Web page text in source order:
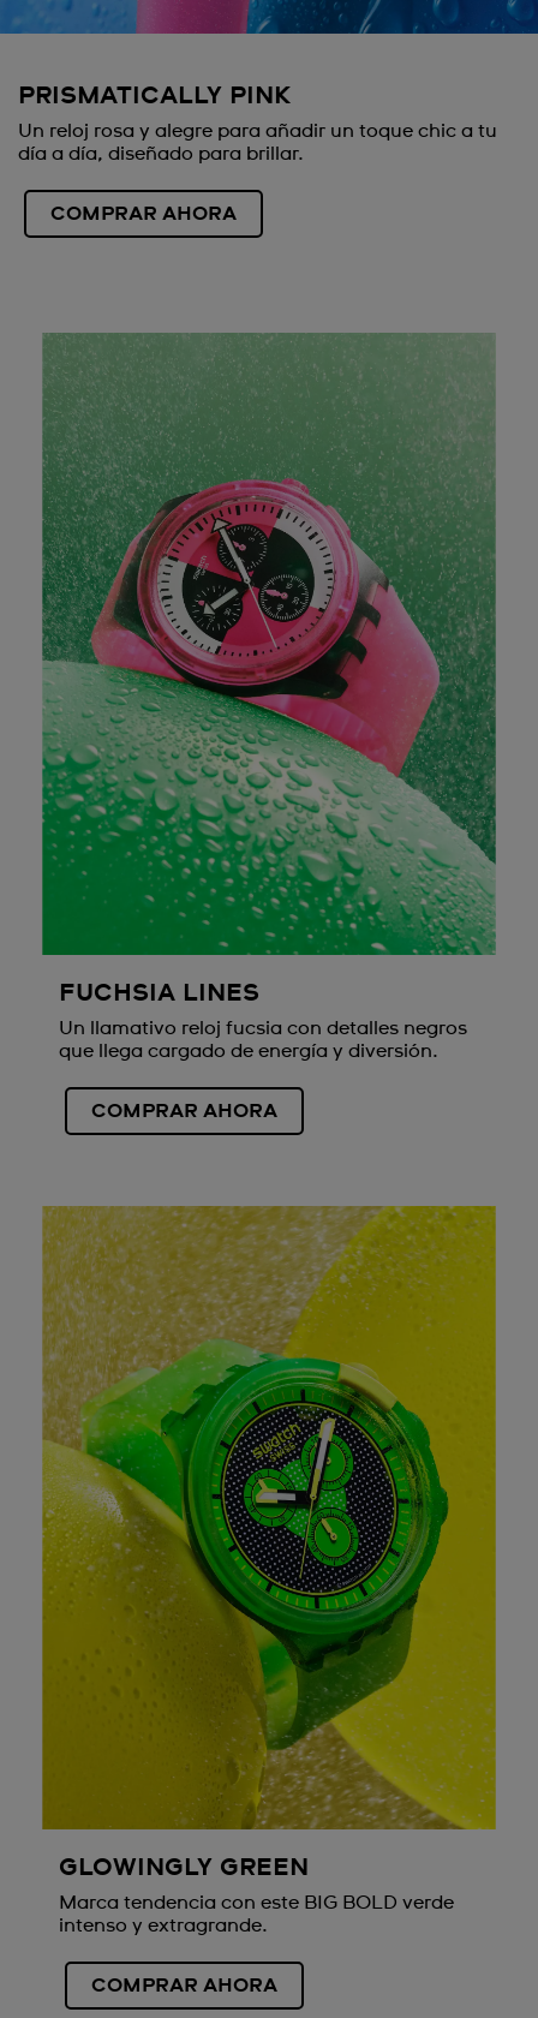
PRISMATICALLY PINK
Un reloj rosa y alegre para añadir un toque chic a tu
día a día, diseñado para brillar.
COMPRAR AHORA
FUCHSIA LINES
Un llamativo reloj fucsia con detalles negros
que llega cargado de energía y diversión.
COMPRAR AHORA
GLOWINGLY GREEN
Marca tendencia con este BIG BOLD verde
intenso y extragrande.
COMPRAR AHORA